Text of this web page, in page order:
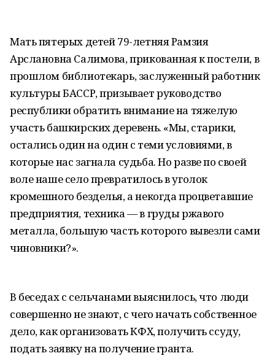
Мать пятерых детей 79-летняя Рамзия
Арслановна Салимова, прикованная к постели, в
прошлом библиотекарь, заслуженный работник
культуры БАССР, призывает руководство
республики обратить внимание на тяжелую
участь башкирских деревень. «Мы, старики,
остались один на один с теми условиями, в
которые нас загнала судьба. Но разве по своей
воле наше село превратилось в уголок
кромешного безделья, а некогда процветавшие
предприятия, техника — в груды ржавого
металла, большую часть которого вывезли сами
чиновники?».
В беседах с сельчанами выяснилось, что люди
совершенно не знают, с чего начать собственное
дело, как организовать КФХ, получить ссуду,
подать заявку на получение гранта.